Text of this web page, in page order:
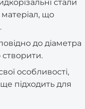
стали
що
до діаметра
створити.
особливості,
підходить для